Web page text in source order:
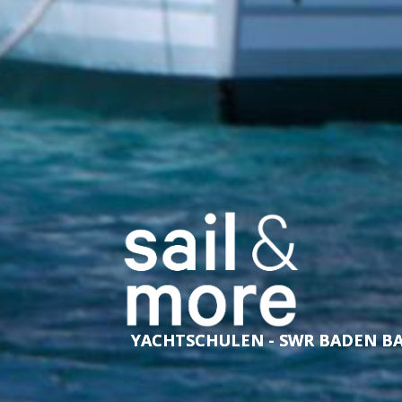
YACHTSCHULEN - SWR BADEN